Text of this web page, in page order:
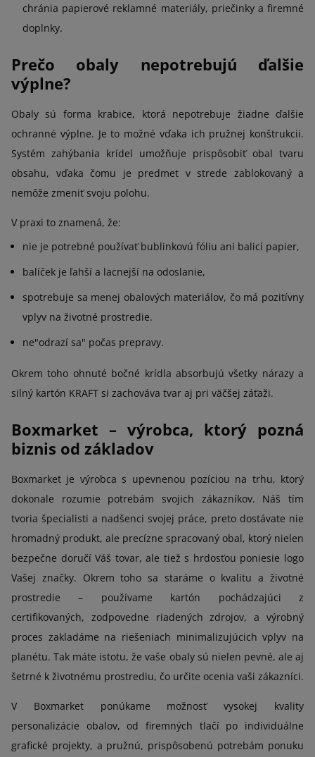
chránia papierové reklamné materiály, priečinky a firemné
doplnky.
Prečo obaly nepotrebujú ďalšie
výplne?
Obaly sú forma krabice, ktorá nepotrebuje žiadne ďalšie
ochranné výplne. Je to možné vďaka ich pružnej konštrukcii.
Systém zahýbania krídel umožňuje prispôsobiť obal tvaru
obsahu, vďaka čomu je predmet v strede zablokovaný a
nemôže zmeniť svoju polohu.
V praxi to znamená, že:
nie je potrebné používať bublinkovú fóliu ani balicí papier,
balíček je ľahší a lacnejší na odoslanie,
spotrebuje sa menej obalových materiálov, čo má pozitívny
vplyv na životné prostredie.
ne"odrazí sa" počas prepravy.
Okrem toho ohnuté bočné krídla absorbujú všetky nárazy a
silný kartón KRAFT si zachováva tvar aj pri väčšej záťaži.
Boxmarket – výrobca, ktorý pozná
biznis od základov
Boxmarket je výrobca s upevnenou pozíciou na trhu, ktorý
dokonale rozumie potrebám svojich zákazníkov. Náš tím
tvoria špecialisti a nadšenci svojej práce, preto dostávate nie
hromadný produkt, ale precízne spracovaný obal, ktorý nielen
bezpečne doručí Váš tovar, ale tiež s hrdosťou poniesie logo
Vašej značky. Okrem toho sa staráme o kvalitu a životné
prostredie – používame kartón pochádzajúci z
certifikovaných, zodpovedne riadených zdrojov, a výrobný
proces zakladáme na riešeniach minimalizujúcich vplyv na
planétu. Tak máte istotu, že vaše obaly sú nielen pevné, ale aj
šetrné k životnému prostrediu, čo určite ocenia vaši zákazníci.
V Boxmarket ponúkame možnosť vysokej kvality
personalizácie obalov, od firemných tlačí po individuálne
grafické projekty, a pružnú, prispôsobenú potrebám ponuku